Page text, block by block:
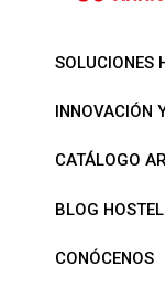
SOLUCIONES
INNOVACIÓN
CATÁLOGO
BLOG
CONÓCENOS